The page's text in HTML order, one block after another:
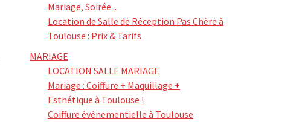
Mariage, Soirée ..
Location de Salle de Réception Pas Chère à
Toulouse : Prix & Tarifs
MARIAGE
LOCATION SALLE MARIAGE
Mariage : Coiffure + Maquillage +
Esthétique à Toulouse !
Coiffure événementielle à Toulouse